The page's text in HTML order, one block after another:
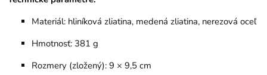
Materiál: hliníková zliatina, medená zliatina, nerezová oceľ
Hmotnosť: 381 g
Rozmery (zložený): 9 × 9,5 cm